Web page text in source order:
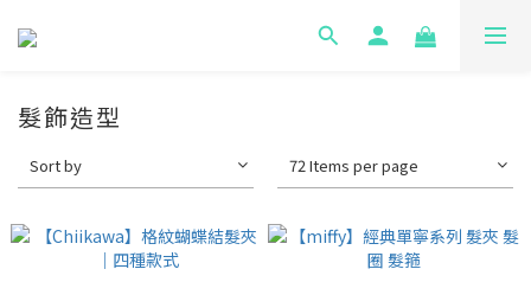
髮飾造型
Sort by 72 Items per page